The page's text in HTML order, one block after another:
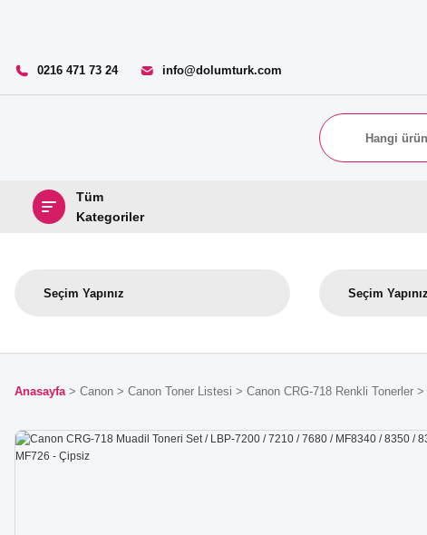
0216 471 73 24 info@dolumturk.com
Tüm
Kategoriler
Anasayfa Canon Canon Toner Listesi Canon CRG-718 Renkli Tonerler